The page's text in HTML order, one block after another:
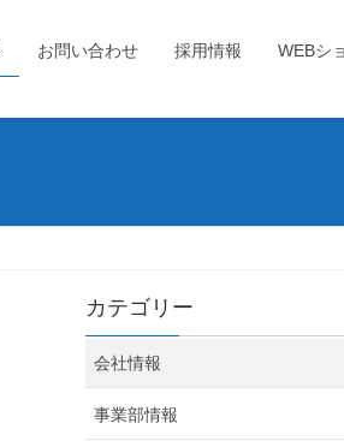
お問い合わせ 採用情報 WEBシ
カテゴリー
会社情報
事業部情報